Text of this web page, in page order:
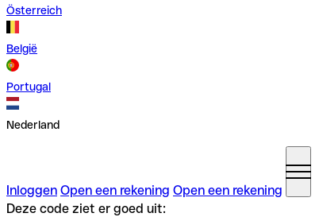
Österreich
België
Portugal
Nederland
Inloggen Open een rekening Open een rekening
Deze code ziet er goed uit: